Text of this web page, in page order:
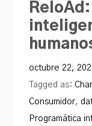
octubre 22,
Tagged as:
Consumidor,
Programática